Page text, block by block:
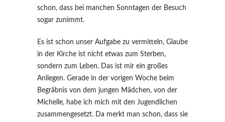
schon, dass bei manchen Sonntagen der Besuch
sogar zunimmt.
Es ist schon unser Aufgabe zu vermitteln, Glaube
in der Kirche ist nicht etwas zum Sterben,
sondern zum Leben. Das ist mir ein großes
Anliegen. Gerade in der vorigen Woche beim
Begräbnis von dem jungen Mädchen, von der
Michelle, habe ich mich mit den Jugendlichen
zusammengesetzt. Da merkt man schon, dass sie